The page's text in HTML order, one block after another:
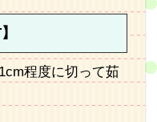
程度に切って茹